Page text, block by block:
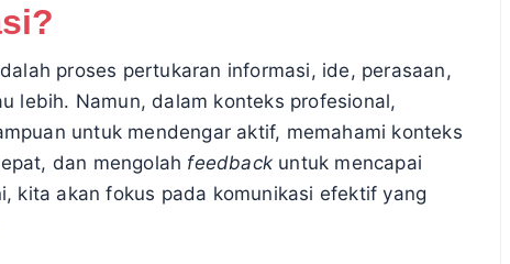
proses pertukaran informasi, ide, perasaan,
lebih. Namun, dalam konteks profesional,
untuk mendengar aktif, memahami konteks
dan mengolah feedback untuk mencapai
kita akan fokus pada komunikasi efektif yang